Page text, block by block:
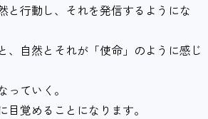
と行動し、それを発信するようにな
、自然とそれが「使命」のように感じ
ていく。
目覚めることになります。